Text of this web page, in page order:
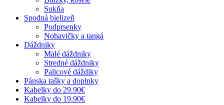
Sukňa
Spodná bielizeň
Podprsenky
Nohavičky a tangá
Dáždniky
Malé dáždniky
Stredné dáždniky
Palicové dáždiky
Pánska tašky a doplnky
Kabelky do 29.90€
Kabelky do 19.90€